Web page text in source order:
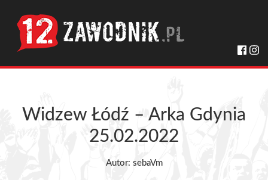
Widzew Łódź – Arka Gdynia
25.02.2022
Autor: sebaVm